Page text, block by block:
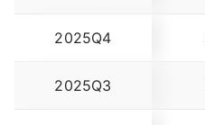
2025Q4
2025Q3